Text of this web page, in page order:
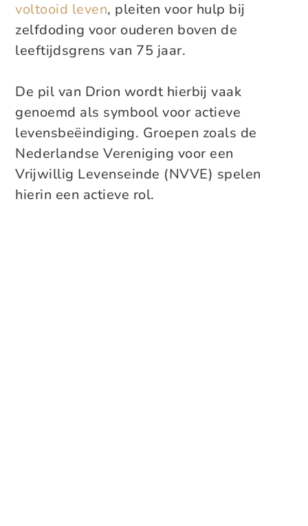
voltooid leven, pleiten voor hulp bij
zelfdoding voor ouderen boven de
leeftijdsgrens van 75 jaar.
De pil van Drion wordt hierbij vaak
genoemd als symbool voor actieve
levensbeëindiging. Groepen zoals de
Nederlandse Vereniging voor een
Vrijwillig Levenseinde (NVVE) spelen
hierin een actieve rol.